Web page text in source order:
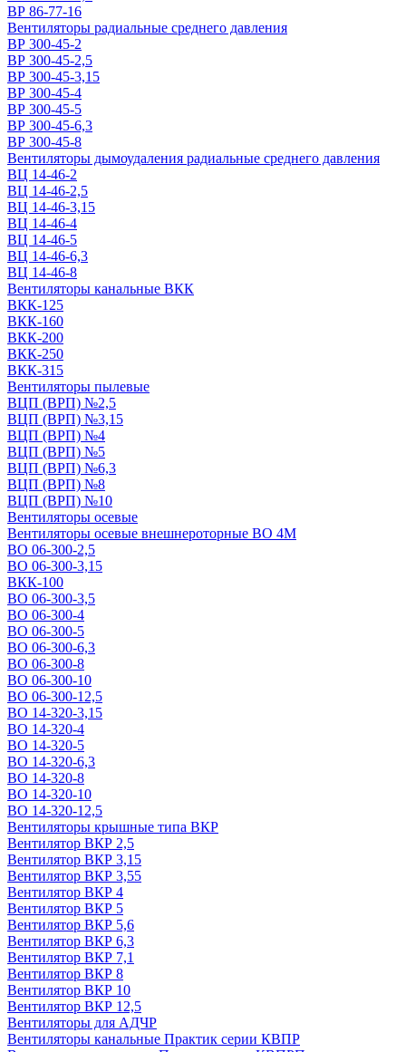
ВР 86-77-16
Вентиляторы радиальные среднего давления
ВР 300-45-2
ВР 300-45-2,5
ВР 300-45-3,15
ВР 300-45-4
ВР 300-45-5
ВР 300-45-6,3
ВР 300-45-8
Вентиляторы дымоудаления радиальные среднего давления
ВЦ 14-46-2
ВЦ 14-46-2,5
ВЦ 14-46-3,15
ВЦ 14-46-4
ВЦ 14-46-5
ВЦ 14-46-6,3
ВЦ 14-46-8
Вентиляторы канальные ВКК
ВКК-125
ВКК-160
ВКК-200
ВКК-250
ВКК-315
Вентиляторы пылевые
ВЦП (ВРП) №2,5
ВЦП (ВРП) №3,15
ВЦП (ВРП) №4
ВЦП (ВРП) №5
ВЦП (ВРП) №6,3
ВЦП (ВРП) №8
ВЦП (ВРП) №10
Вентиляторы осевые
Вентиляторы осевые внешнероторные ВО 4М
ВО 06-300-2,5
ВО 06-300-3,15
ВКК-100
ВО 06-300-3,5
ВО 06-300-4
ВО 06-300-5
ВО 06-300-6,3
ВО 06-300-8
ВО 06-300-10
ВО 06-300-12,5
ВО 14-320-3,15
ВО 14-320-4
ВО 14-320-5
ВО 14-320-6,3
ВО 14-320-8
ВО 14-320-10
ВО 14-320-12,5
Вентиляторы крышные типа ВКР
Вентилятор ВКР 2,5
Вентилятор ВКР 3,15
Вентилятор ВКР 3,55
Вентилятор ВКР 4
Вентилятор ВКР 5
Вентилятор ВКР 5,6
Вентилятор ВКР 6,3
Вентилятор ВКР 7,1
Вентилятор ВКР 8
Вентилятор ВКР 10
Вентилятор ВКР 12,5
Вентиляторы для АДЧР
Вентиляторы канальные Практик серии КВПР